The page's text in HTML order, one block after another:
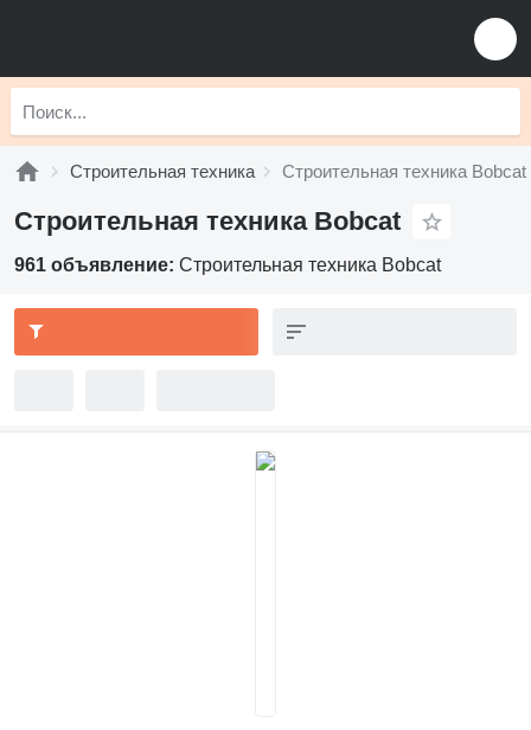
Строительная техника Строительная техника Bobcat
Строительная техника Bobcat
961 объявление: Строительная техника Bobcat